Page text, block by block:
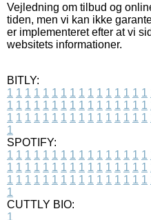
Vejledning om tilbud og
tiden, men vi kan ikke
er implementeret efter at vi
websitets informationer.
BITLY:
1 1 1 1 1 1 1 1 1 1 1 1 1 1 1 1
1 1 1 1 1 1 1 1 1 1 1 1 1 1 1 1
1 1 1 1 1 1 1 1 1 1 1 1 1 1 1 1
1
SPOTIFY:
1 1 1 1 1 1 1 1 1 1 1 1 1 1 1 1
1 1 1 1 1 1 1 1 1 1 1 1 1 1 1 1
1 1 1 1 1 1 1 1 1 1 1 1 1 1 1 1
1
CUTTLY BIO:
1